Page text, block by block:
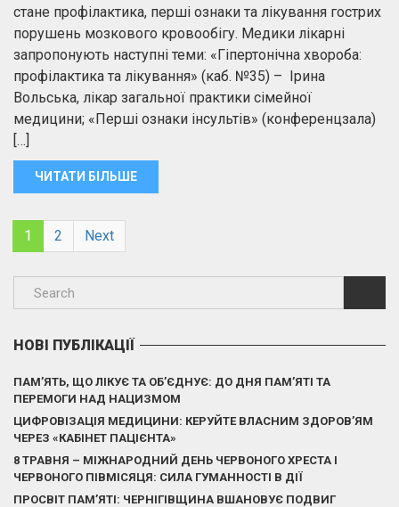
стане профілактика, перші ознаки та лікування гострих
порушень мозкового кровообігу. Медики лікарні
запропонують наступні теми: «Гіпертонічна хвороба:
профілактика та лікування» (каб. №35) – Ірина
Вольська, лікар загальної практики сімейної
медицини; «Перші ознаки інсультів» (конференцзала)
[…]
ЧИТАТИ БІЛЬШЕ
1 2 Next
НОВІ ПУБЛІКАЦІЇ
ПАМ’ЯТЬ, ЩО ЛІКУЄ ТА ОБ’ЄДНУЄ: ДО ДНЯ ПАМ’ЯТІ ТА
ПЕРЕМОГИ НАД НАЦИЗМОМ
ЦИФРОВІЗАЦІЯ МЕДИЦИНИ: КЕРУЙТЕ ВЛАСНИМ ЗДОРОВ’ЯМ
ЧЕРЕЗ «КАБІНЕТ ПАЦІЄНТА»
8 ТРАВНЯ – МІЖНАРОДНИЙ ДЕНЬ ЧЕРВОНОГО ХРЕСТА І
ЧЕРВОНОГО ПІВМІСЯЦЯ: СИЛА ГУМАННОСТІ В ДІЇ
ПРОСВІТ ПАМ’ЯТІ: ЧЕРНІГІВЩИНА ВШАНОВУЄ ПОДВИГ